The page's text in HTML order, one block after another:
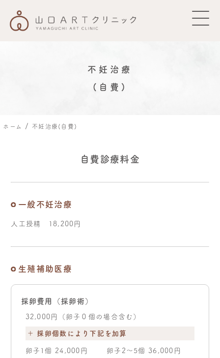
費用について
不妊治療
(自費)
ホーム / 不妊治療(自費)
自費診療料金
一般不妊治療
人工授精 18,200円
生殖補助医療
採卵費用（採卵術）
32,000円（卵子０個の場合含む）
＋ 採卵個数により下記を加算
卵子1個 24,000円 卵子2～5個 36,000円